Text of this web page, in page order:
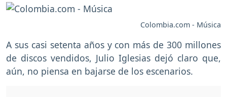
Colombia.com - Música
A sus casi setenta años y con más de 300 millones
de discos vendidos, Julio Iglesias dejó claro que,
aún, no piensa en bajarse de los escenarios.